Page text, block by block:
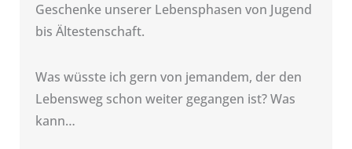
Geschenke unserer Lebensphasen von Jugend
bis Ältestenschaft.
Was wüsste ich gern von jemandem, der den
Lebensweg schon weiter gegangen ist? Was
kann…